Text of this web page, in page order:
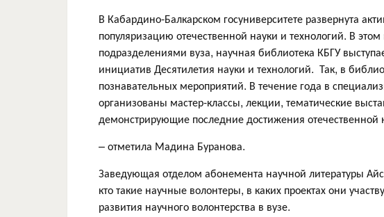
В Кабардино-Балкарском госуниверситете развернута
популяризацию отечественной науки и технологий. В
подразделениями вуза, научная библиотека КБГУ
инициатив Десятилетия науки и технологий. Так, в
познавательных мероприятий. В течение года в
организованы мастер-классы, лекции, тематические
демонстрирующие последние достижения отечественной
– отметила Мадина Буранова.
Заведующая отделом абонемента научной литературы
кто такие научные волонтеры, в каких проектах они
развития научного волонтерства в вузе.